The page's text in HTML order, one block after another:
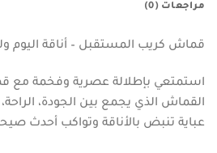
مراجعات (0)
قماش كريب المستقبل – أناقة اليوم
استمتعي بإطلالة عصرية وفخمة مع
القماش الذي يجمع بين الجودة،
عباية تنبض بالأناقة وتواكب أحدث